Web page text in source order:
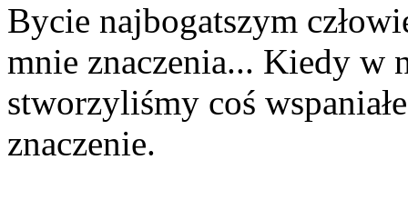
Bycie najbogatszym
mnie znaczenia... Kiedy w
stworzyliśmy coś
znaczenie.